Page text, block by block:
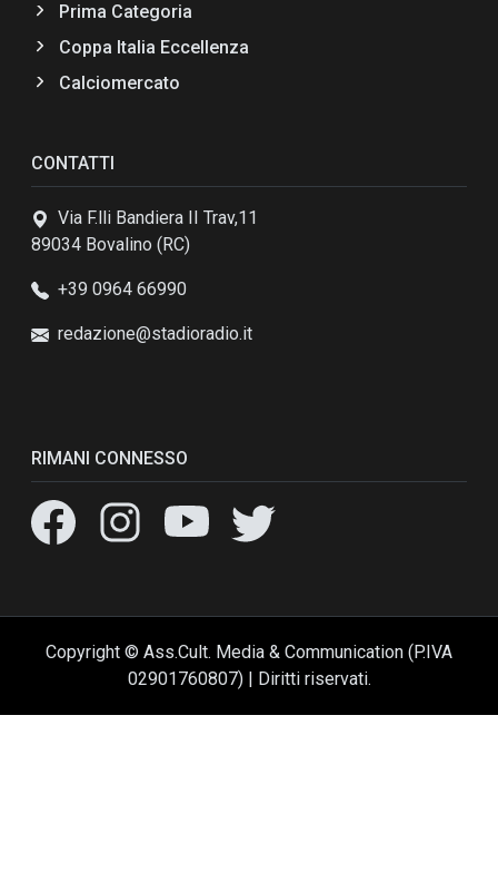
Prima Categoria
Coppa Italia Eccellenza
Calciomercato
CONTATTI
Via F.lli Bandiera II Trav,11
89034 Bovalino (RC)
+39 0964 66990
redazione@stadioradio.it
RIMANI CONNESSO
Copyright © Ass.Cult. Media & Communication (P.IVA
02901760807) | Diritti riservati.